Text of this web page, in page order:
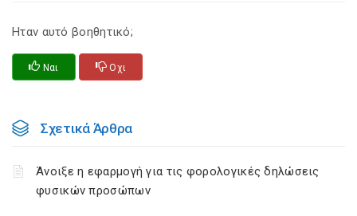
Ηταν αυτό βοηθητικό;
Ναι Οχι
Σχετικά Άρθρα
Άνοιξε η εφαρμογή για τις φορολογικές δηλώσεις
φυσικών προσώπων